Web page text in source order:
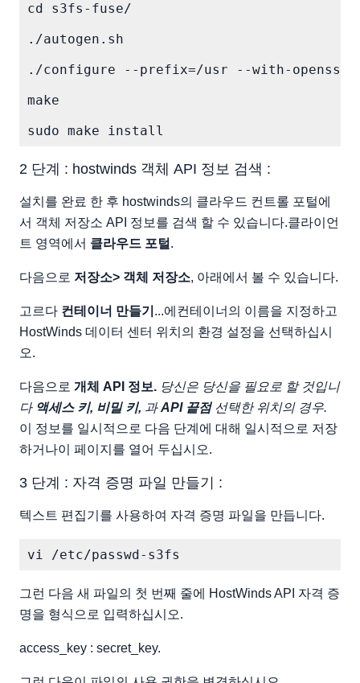
cd s3fs-fuse/
./autogen.sh
./configure --prefix=/usr --with-openssl
make
2 단계 : hostwinds 객체 API 정보 검색 :
설치를 완료 한 후 hostwinds의 클라우드 컨트롤 포털에
서 객체 저장소 API 정보를 검색 할 수 있습니다.클라이언
트 영역에서 클라우드 포털 .
다음으로 저장소> 객체 저장소, 아래에서 볼 수 있습니다.
고르다 컨테이너 만들기 ...에컨테이너의 이름을 지정하고
HostWinds 데이터 센터 위치의 환경 설정을 선택하십시
오.
다음으로 개체 API 정보. 당신은 당신을 필요로 할 것입니
다 액세스 키, 비밀 키, 과API 끝점선택한 위치의 경우.
이 정보를 일시적으로 다음 단계에 대해 일시적으로 저장
하거나이 페이지를 열어 두십시오.
3 단계 : 자격 증명 파일 만들기 :
텍스트 편집기를 사용하여 자격 증명 파일을 만듭니다.
그런 다음 새 파일의 첫 번째 줄에 HostWinds API 자격 증
명을 형식으로 입력하십시오.
access_key : secret_key.